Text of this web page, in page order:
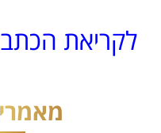
לקריאת